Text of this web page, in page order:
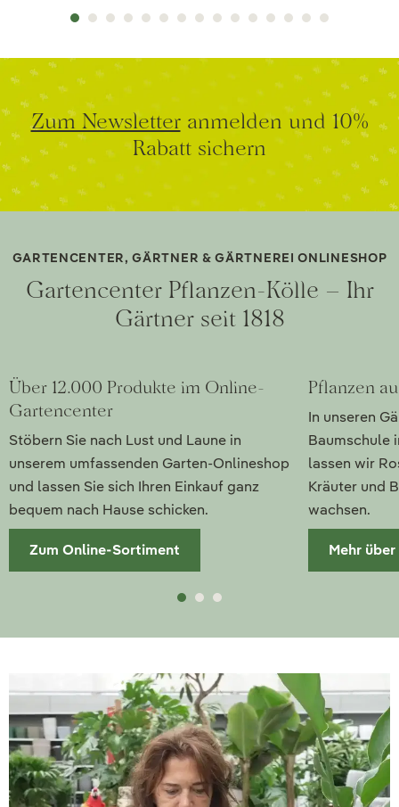
Zum Newsletteranmelden und 10%
Rabatt sichern
GARTENCENTER, GÄRTNER & GÄRTNEREI ONLINESHOP
Gartencenter Pflanzen-Kölle – Ihr
Gärtner seit 1818
Über 12.000 Produkte im Online-
Gartencenter
Stöbern Sie nach Lust und Laune in
unserem umfassenden Garten-Onlineshop
und lassen Sie sich Ihren Einkauf ganz
bequem nach Hause schicken.
Zum Online-Sortiment
Pflanzen
In unseren
Baumschule
lassen wir
Kräuter und
wachsen.
Mehr